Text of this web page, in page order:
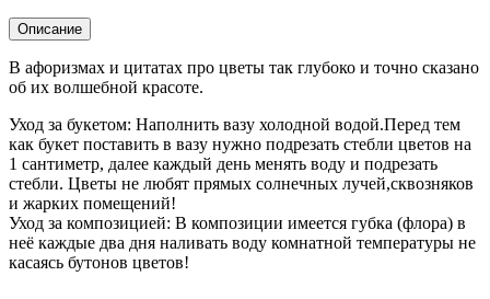
Описание
В афоризмах и цитатах про цветы так глубоко и точно сказано
об их волшебной красоте.
Уход за букетом: Наполнить вазу холодной водой.Перед тем
как букет поставить в вазу нужно подрезать стебли цветов на
1 сантиметр, далее каждый день менять воду и подрезать
стебли. Цветы не любят прямых солнечных лучей,сквозняков
и жарких помещений!
Уход за композицией: В композиции имеется губка (флора) в
неё каждые два дня наливать воду комнатной температуры не
касаясь бутонов цветов!